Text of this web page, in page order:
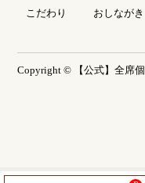
こだわり おしながき
Copyright © 【公式】全席